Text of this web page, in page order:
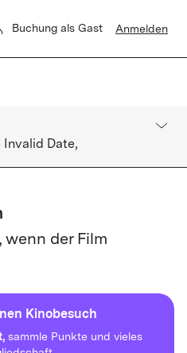
vor Ort.
Buchung als Gast Anmelden
Invalid Date,
der Film
Kinobesuch
sammle Punkte und vieles